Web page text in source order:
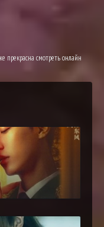
прекрасна смотреть онлайн